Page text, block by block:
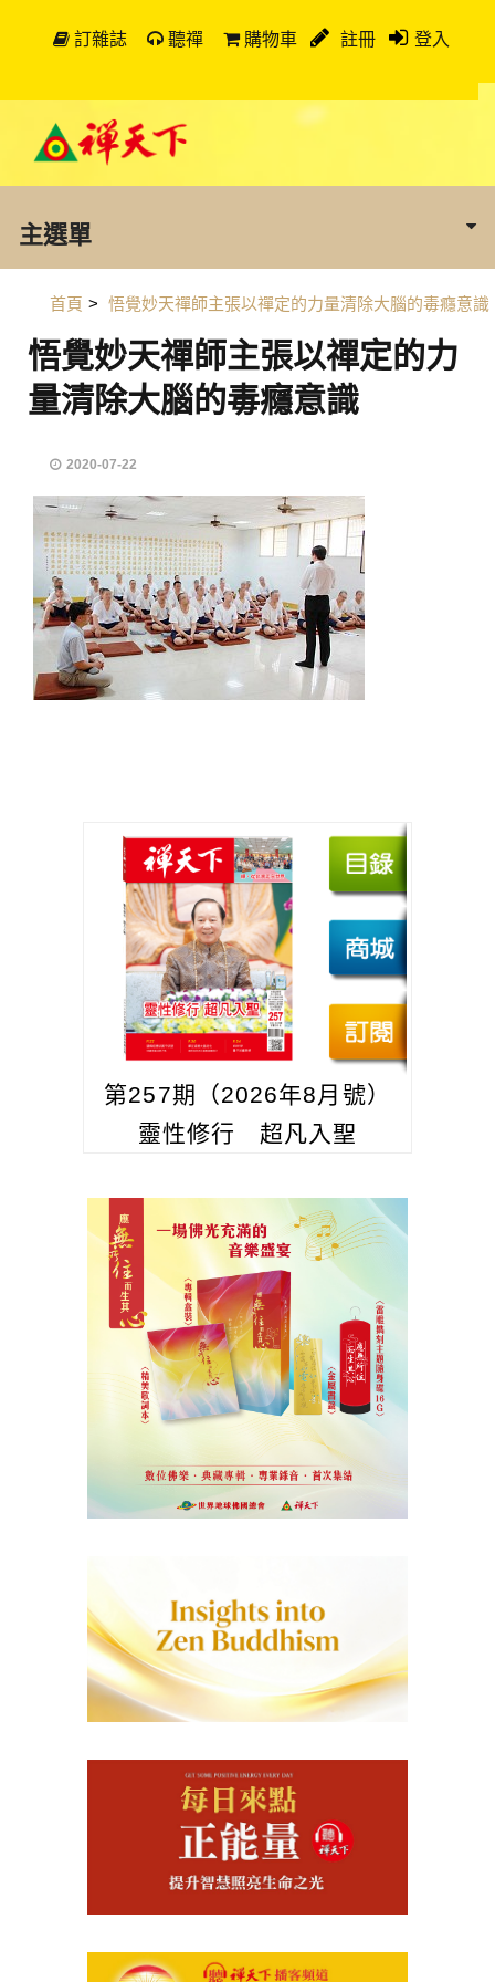
訂雜誌 聽禪 購物車 註冊 登入
主選單
首頁 > 悟覺妙天禪師主張以禪定的力量清除大腦的毒癮意識
悟覺妙天禪師主張以禪定的力
量清除大腦的毒癮意識
2020-07-22
第257期（2026年8月號）
靈性修行 超凡入聖